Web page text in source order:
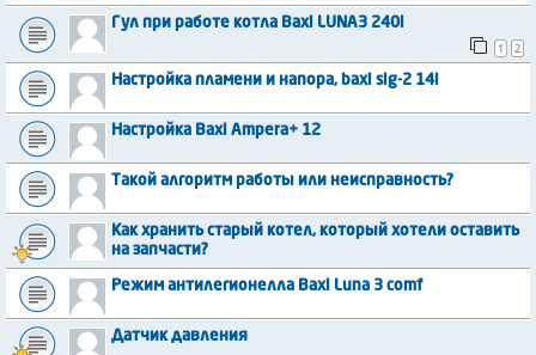
Гул при работе котла Baxi LUNA3 240i
1
2
Настройка пламени и напора, baxi sig-2 14i
Настройка Baxi Ampera+ 12
Такой алгоритм работы или неисправность?
Как хранить старый котел, который хотели оставить
на запчасти?
Режим антилегионелла Baxi Luna 3 comf
Датчик давления